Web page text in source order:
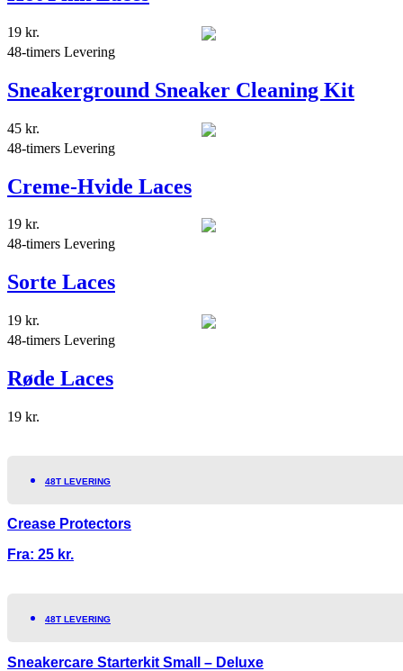
19 kr.
48-timers Levering
Sneakerground Sneaker Cleaning Kit
45 kr.
48-timers Levering
Creme-Hvide Laces
19 kr.
48-timers Levering
Sorte Laces
19 kr.
48-timers Levering
Røde Laces
19 kr.
48T LEVERING
Crease Protectors
Fra: 25 kr.
48T LEVERING
Sneakercare Starterkit Small – Deluxe